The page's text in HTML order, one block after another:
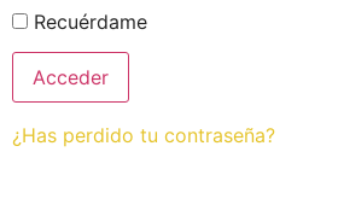
Recuérdame
¿Has perdido tu contraseña?